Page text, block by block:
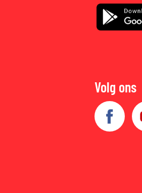
Volg ons